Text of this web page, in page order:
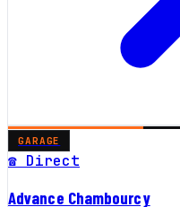
GARAGE
☎ Direct
Advance Chambourcy